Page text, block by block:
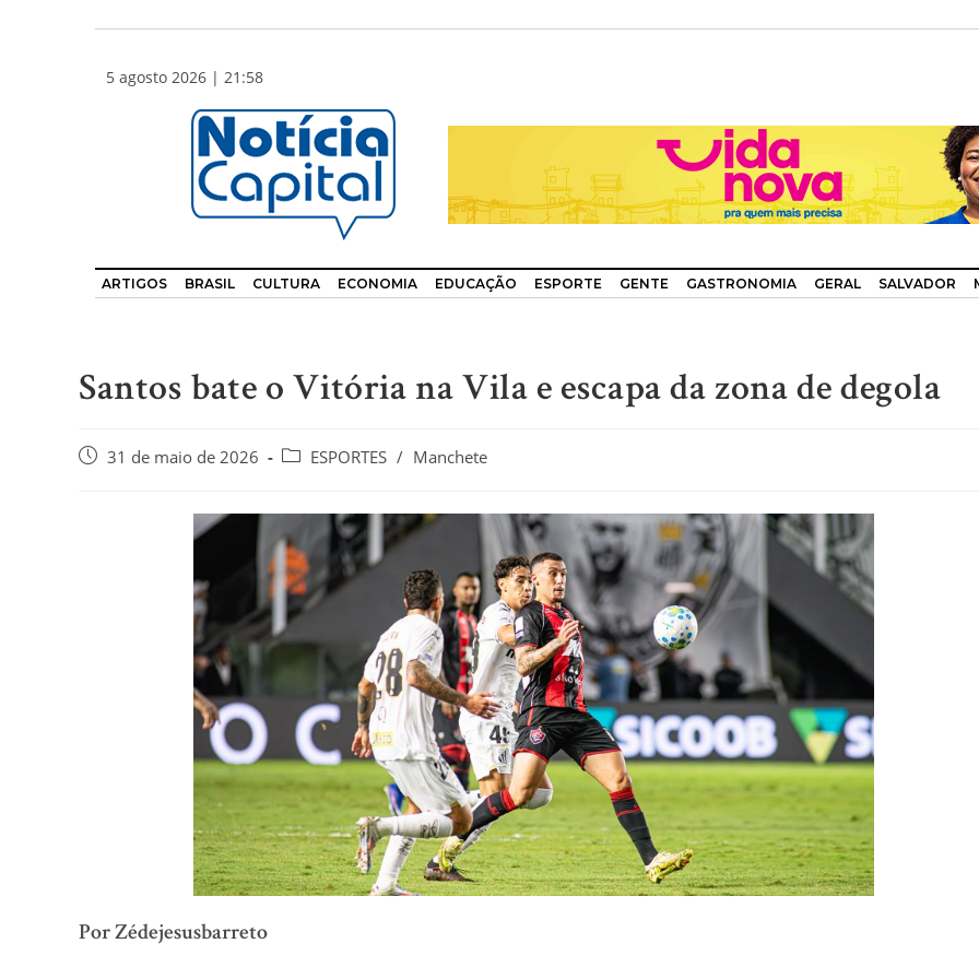
5 agosto 2026 | 21:58
ARTIGOS BRASIL CULTURA ECONOMIA EDUCAÇÃO ESPORTE GENTE GASTRONOMIA GERAL SALVADOR
Santos bate o Vitória na Vila e escapa da zona de degola
31 de maio de 2026 ESPORTES / Manchete
Por Zédejesusbarreto